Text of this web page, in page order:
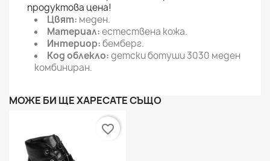
продуктова цена!
Цвят: меден.
Материал:естествена кожа.
Интериор:бемберг.
Код облекло:детски ботуши 3030 меден
комбиниран.
МОЖЕ БИ ЩЕ ХАРЕСАТЕ СЪЩО
favorite_border